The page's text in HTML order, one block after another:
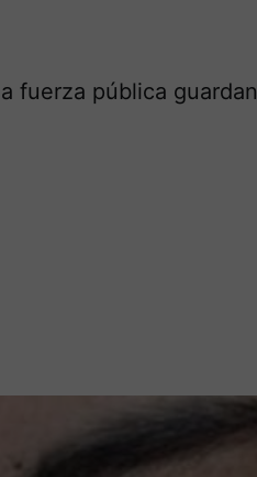
fuerza pública guardan